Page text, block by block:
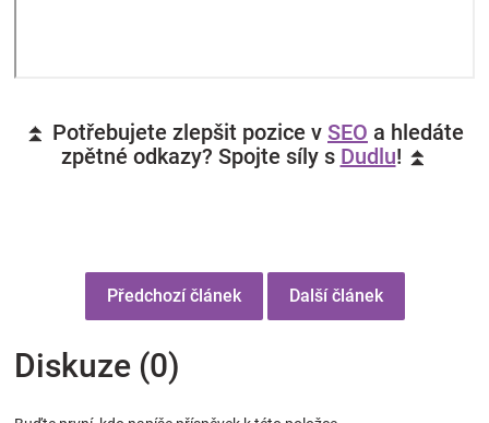
⏫ Potřebujete zlepšit pozice v SEO a hledáte
zpětné odkazy? Spojte síly s Dudlu! ⏫
Předchozí článek Další článek
Diskuze (0)